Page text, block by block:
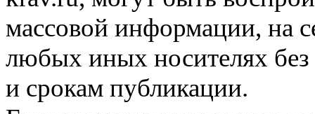
массовой информации, на
любых иных носителях
и срокам публикации.